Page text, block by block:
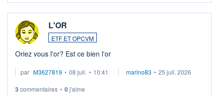
L'OR
ETF ET OPCVM
Oriez vous l'or? Est ce bien l'or
par M3627819 • 08 juil. • 10:41 marino83 • 25 juil. 2026
3 commentaires • 0j'aime